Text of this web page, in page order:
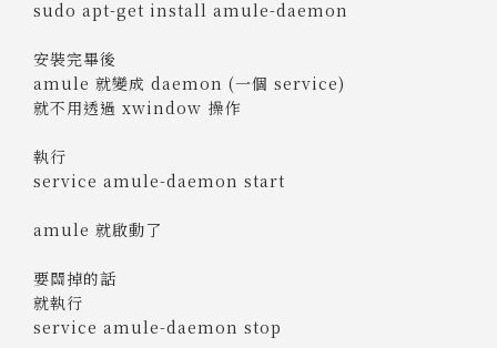
sudo apt-get install amule-daemon
安裝完畢後
amule 就變成 daemon (一個 service)
就不用透過 xwindow 操作
執行
service amule-daemon start
amule 就啟動了
要關掉的話
就執行
service amule-daemon stop